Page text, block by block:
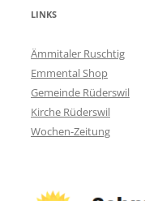
LINKS
Ämmitaler Ruschtig
Emmental Shop
Gemeinde Rüderswil
Kirche Rüderswil
Wochen-Zeitung